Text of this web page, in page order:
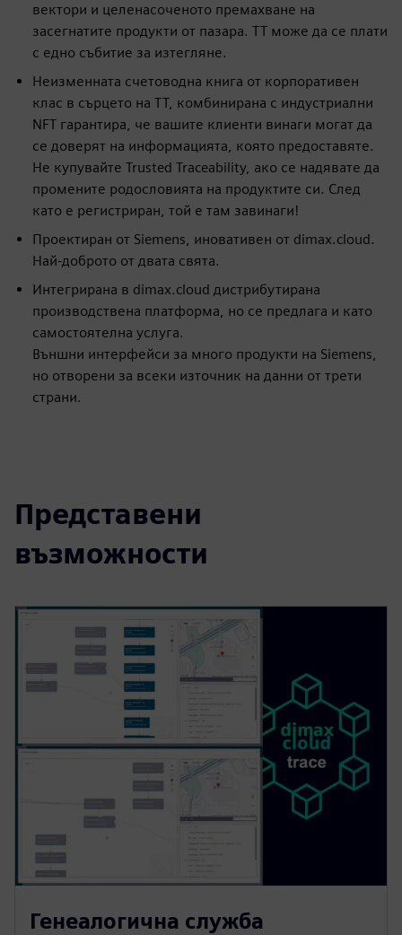
вектори и целенасоченото премахване на
засегнатите продукти от пазара. TT може да се плати
с едно събитие за изтегляне.
Неизменната счетоводна книга от корпоративен
клас в сърцето на TT, комбинирана с индустриални
NFT гарантира, че вашите клиенти винаги могат да
се доверят на информацията, която предоставяте.
Не купувайте Trusted Traceability, ако се надявате да
промените родословията на продуктите си. След
като е регистриран, той е там завинаги!
Проектиран от Siemens, иновативен от dimax.cloud.
Най-доброто от двата свята.
Интегрирана в dimax.cloud дистрибутирана
производствена платформа, но се предлага и като
самостоятелна услуга.
Външни интерфейси за много продукти на Siemens,
но отворени за всеки източник на данни от трети
страни.
Представени
възможности
Генеалогична служба